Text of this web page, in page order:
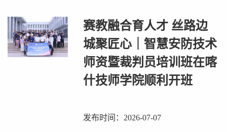
赛教融合育人才 丝路边
城聚匠心｜智慧安防技术
师资暨裁判员培训班在喀
什技师学院顺利开班
发布时间：2026-07-07